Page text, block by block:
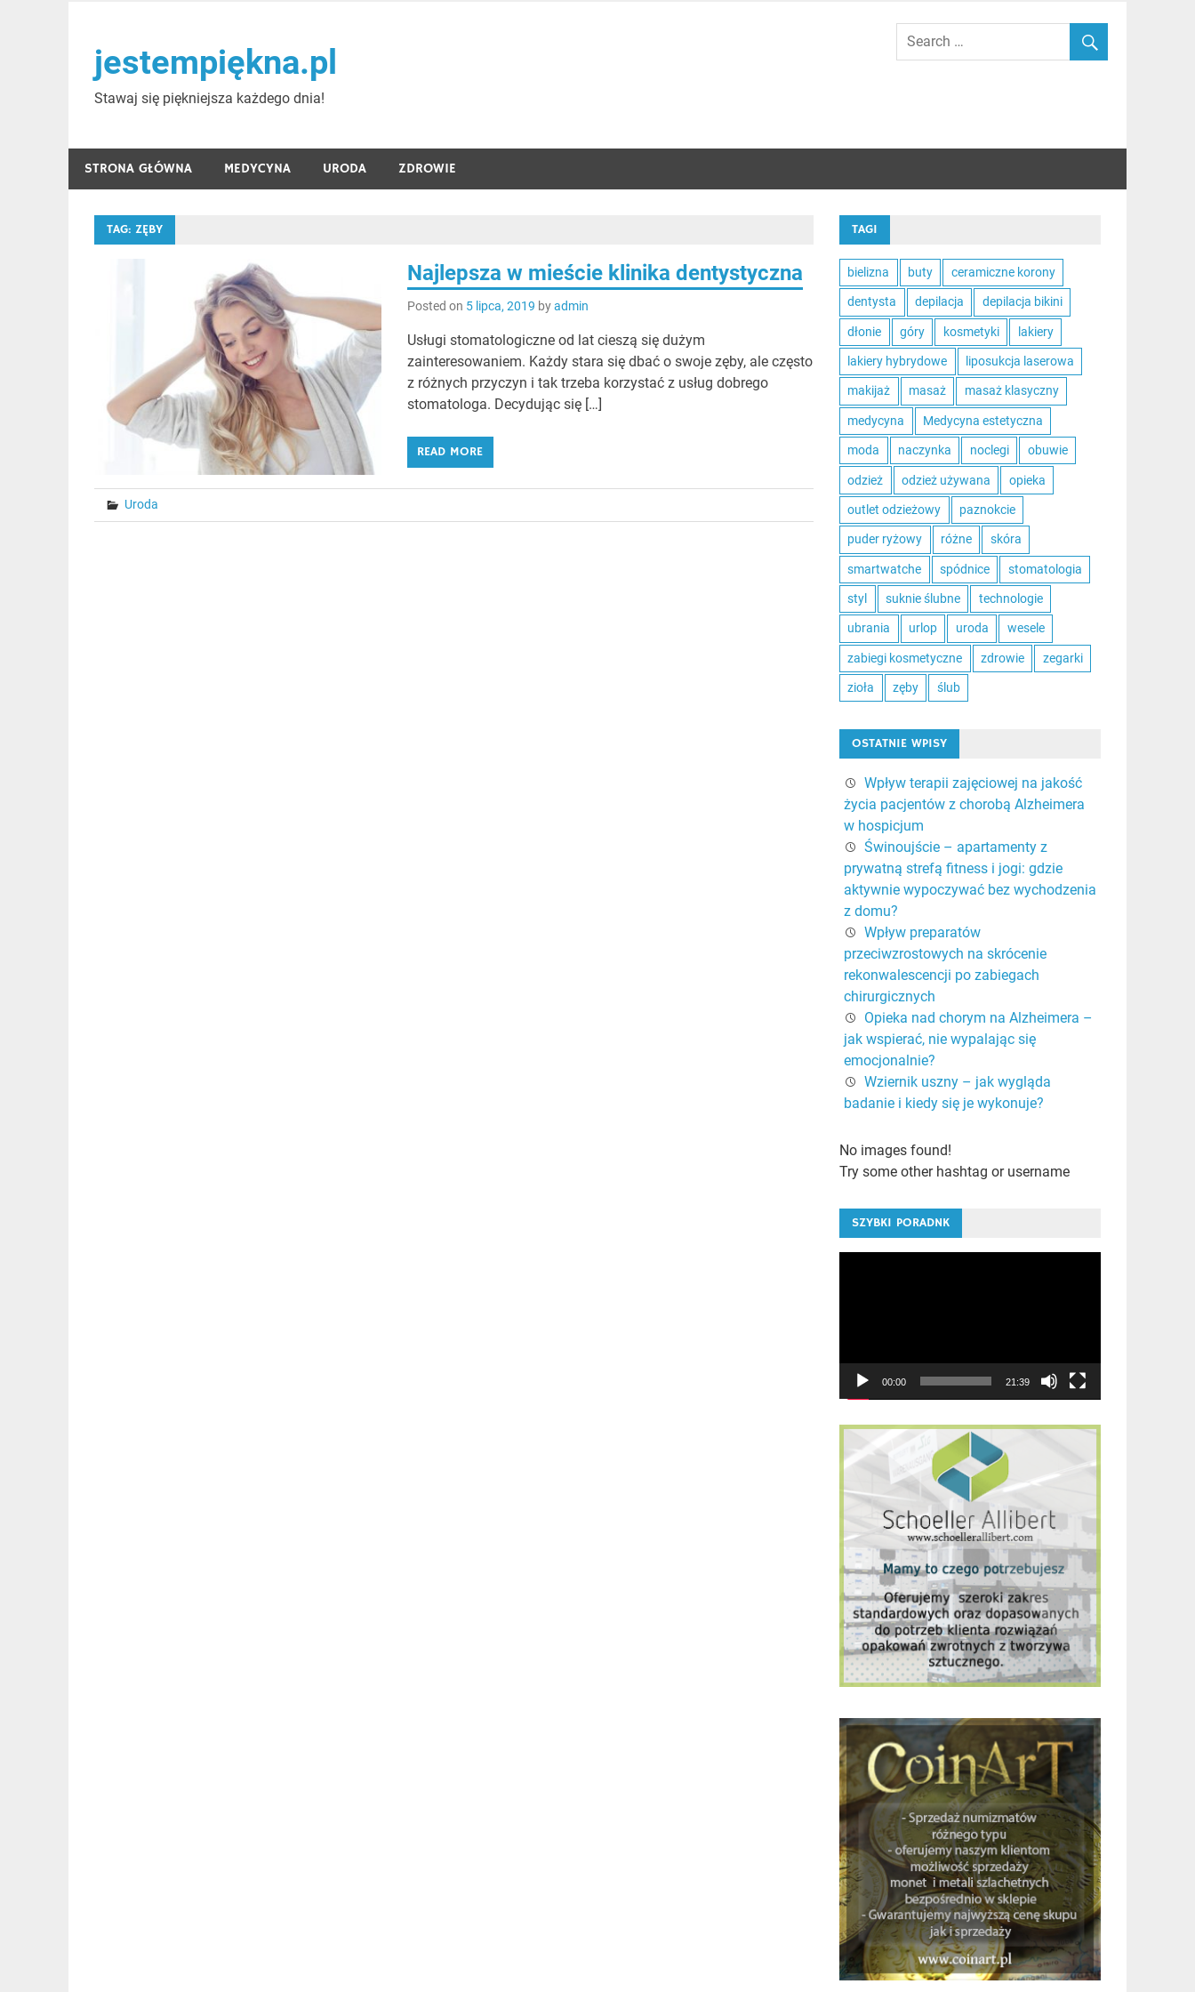
contentjestempiękna.pl
Stawaj się piękniejsza każdego dnia!
STRONA GŁÓWNA MEDYCYNA URODA ZDROWIE
TAG: ZĘBY
Najlepsza w mieście klinika dentystyczna
Posted on 5 lipca, 2019 byadmin
Usługi stomatologiczne od lat cieszą się dużym
zainteresowaniem. Każdy stara się dbać o swoje zęby, ale często
z różnych przyczyn i tak trzeba korzystać z usług dobrego
stomatologa. Decydując się […]
READ MORE
Uroda
TAGI
bielizna buty ceramiczne korony
dentysta depilacja depilacja bikini
dłonie góry kosmetyki lakiery
lakiery hybrydowe liposukcja laserowa
makijaż masaż masaż klasyczny
medycyna Medycyna estetyczna
moda naczynka noclegi obuwie
odzież odzież używana opieka
outlet odzieżowy paznokcie
puder ryżowy różne skóra
smartwatche spódnice stomatologia
styl suknie ślubne technologie
ubrania urlop uroda wesele
zabiegi kosmetyczne zdrowie zegarki
zioła zęby ślub
OSTATNIE WPISY
Wpływ terapii zajęciowej na jakość
życia pacjentów z chorobą Alzheimera
w hospicjum
Świnoujście – apartamenty z
prywatną strefą fitness i jogi: gdzie
aktywnie wypoczywać bez wychodzenia
z domu?
Wpływ preparatów
przeciwzrostowych na skrócenie
rekonwalescencji po zabiegach
chirurgicznych
Opieka nad chorym na Alzheimera –
jak wspierać, nie wypalając się
emocjonalnie?
Wziernik uszny – jak wygląda
badanie i kiedy się je wykonuje?
No images found!
Try some other hashtag or username
SZYBKI PORADNK
00:00 21:39